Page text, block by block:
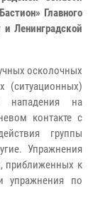
Главного
и Ленинградской
осколочных
(ситуационных)
на
контакте с
группы
Упражнения
приближенных к
упражнения по